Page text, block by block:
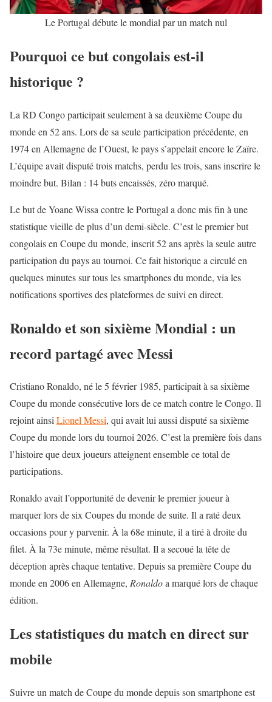
Le Portugal débute le mondial par un match nul
Pourquoi ce but congolais est-il
historique ?
La RD Congo participait seulement à sa deuxièmeCoupe du
mondeen 52 ans. Lors de sa seule participation précédente, en
1974 en Allemagne de l’Ouest, le pays s’appelait encore le Zaïre.
L’équipe avait disputé trois matchs, perdu les trois, sans inscrire le
moindre but. Bilan : 14 buts encaissés, zéro marqué.
Le but de Yoane Wissa contre le Portugal a donc mis fin à une
statistique vieille de plus d’un demi-siècle. C’est le premier but
congolais en Coupe du monde, inscrit 52 ans après la seule autre
participation du pays au tournoi. Ce fait historique a circulé en
quelques minutes sur tous les smartphones du monde, via les
notifications sportives des plateformes de suivi en direct.
Ronaldo et son sixième Mondial : un
record partagé avec Messi
Cristiano Ronaldo, né le 5 février 1985, participait à sa sixième
Coupe du monde consécutive lors de ce match contre le Congo. Il
rejoint ainsiLionel Messi, qui avait lui aussi disputé sa sixième
Coupe du monde lors du tournoi 2026. C’est la première fois dans
l’histoire que deux joueurs atteignent ensemble ce total de
participations.
Ronaldo avait l’opportunité de devenir le premier joueur à
marquer lors de six Coupes du monde de suite. Il a raté deux
occasions pour y parvenir. À la 68e minute, il a tiré à droite du
filet. À la 73e minute, même résultat. Il a secoué la tête de
déception après chaque tentative. Depuis sa première Coupe du
monde en 2006 en Allemagne, Ronaldoa marqué lors de chaque
édition.
Les statistiques du match en direct sur
mobile
Suivre un match de Coupe du monde depuis son smartphone est